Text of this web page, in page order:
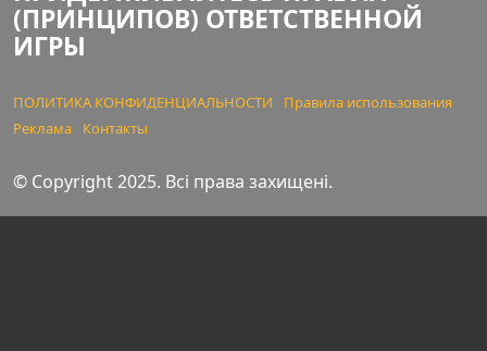
© Copyright 2025. Всі права захищені.
(ПРИНЦИПОВ) ОТВЕТСТВЕННОЙ
ИГРЫ
ПОЛИТИКА КОНФИДЕНЦИАЛЬНОСТИ
Правила использования
Реклама
Контакты